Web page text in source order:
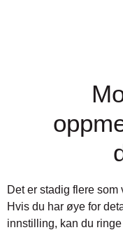
Det er stadig flere
Hvis du har øye for
innstilling, kan du